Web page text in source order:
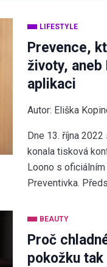
LIFESTYLE
Prevence,
životy, aneb
aplikaci
Autor: Eliška
Dne 13. října
konala tisková
Loono s
Preventivka.
BEAUTY
Proč
pokožku tak